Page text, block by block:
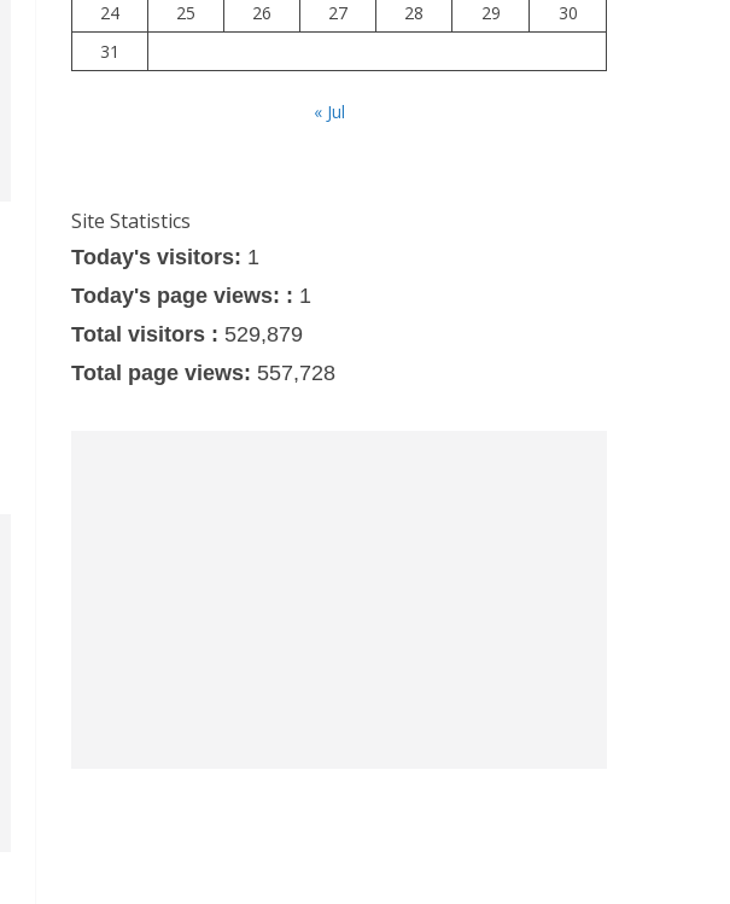
24
25 26 27 28 29
30
31
« Jul
Site Statistics
Today's visitors: 1
Today's page views: : 1
Total visitors : 529,879
Total page views: 557,728